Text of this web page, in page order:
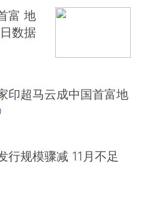
富 地
数据
印超马云成中国首富地
行规模骤减 11月不足